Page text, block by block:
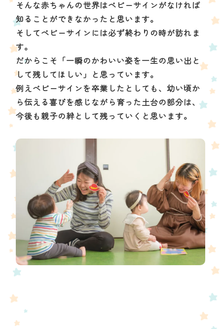
そんな赤ちゃんの世界はベビーサインがなければ
知ることができなかったと思います。
そしてベビーサインには必ず終わりの時が訪れま
す。
だからこそ「一瞬のかわいい姿を一生の思い出と
して残してほしい」と思っています。
例えベビーサインを卒業したとしても、幼い頃か
ら伝える喜びを感じながら育った土台の部分は、
今後も親子の絆として残っていくと思います。